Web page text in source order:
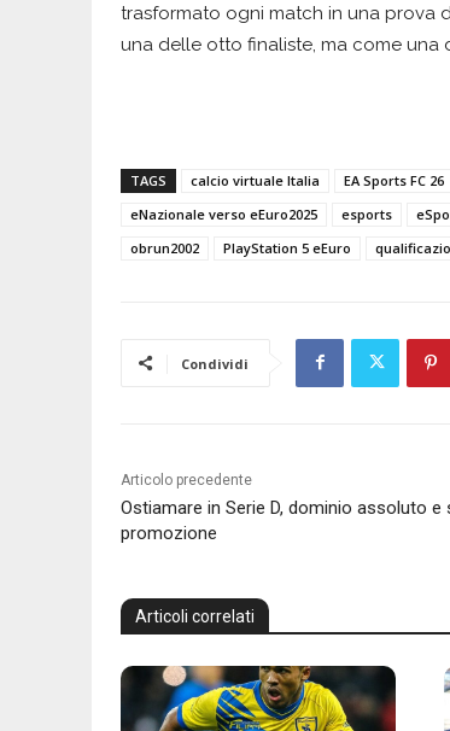
trasformato ogni match in una prova
una delle otto finaliste, ma come una
TAGS calcio virtuale Italia EA Sports FC 26
eNazionale verso eEuro2025
esports
obrun2002
PlayStation 5 eEuro
Condividi
Articolo precedente
Ostiamare in Serie D, dominio assoluto e
promozione
Articoli correlati